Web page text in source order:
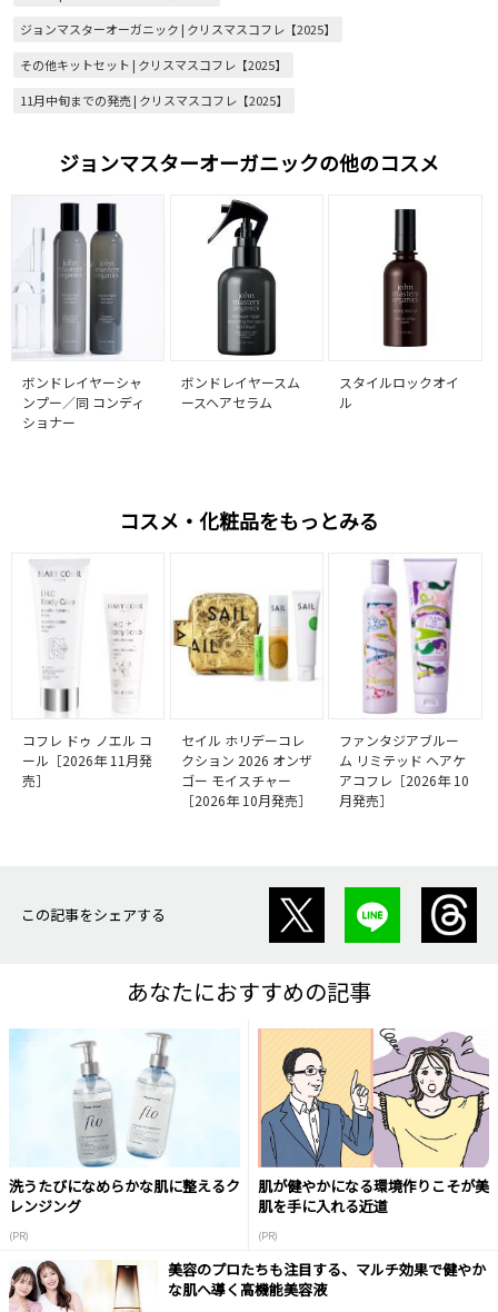
ジョンマスターオーガニック | クリスマスコフレ【2025】
その他キットセット | クリスマスコフレ【2025】
11月中旬までの発売 | クリスマスコフレ【2025】
ジョンマスターオーガニックの他のコスメ
ボンドレイヤーシャ
ンプー／同 コンディ
ショナー
ボンドレイヤースム
ースヘアセラム
スタイルロックオイ
ル
コスメ・化粧品をもっとみる
コフレ ドゥ ノエル コ
ール［2026年 11月発
売］
セイル ホリデーコレ
クション 2026 オンザ
ゴー モイスチャー
［2026年 10月発売］
ファンタジアブルー
ム リミテッド ヘアケ
アコフレ［2026年 10
月発売］
この記事をシェアする
あなたにおすすめの記事
洗うたびになめらかな肌に整えるク
レンジング
(PR)
肌が健やかになる環境作りこそが美
肌を手に入れる近道
(PR)
美容のプロたちも注目する、マルチ効果で健やか
な肌へ導く高機能美容液